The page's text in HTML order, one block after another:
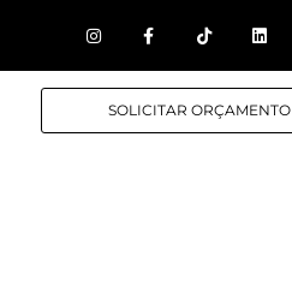
SOLICITAR ORÇAMENTO